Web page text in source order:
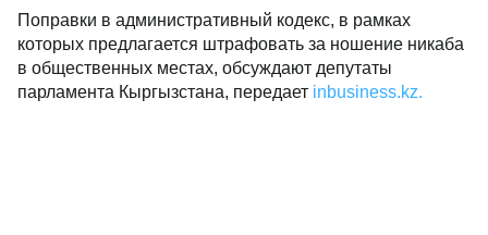
Поправки в административный кодекс, в рамках
которых предлагается штрафовать за ношение никаба
в общественных местах, обсуждают депутаты
парламента Кыргызстана, передает inbusiness.kz.